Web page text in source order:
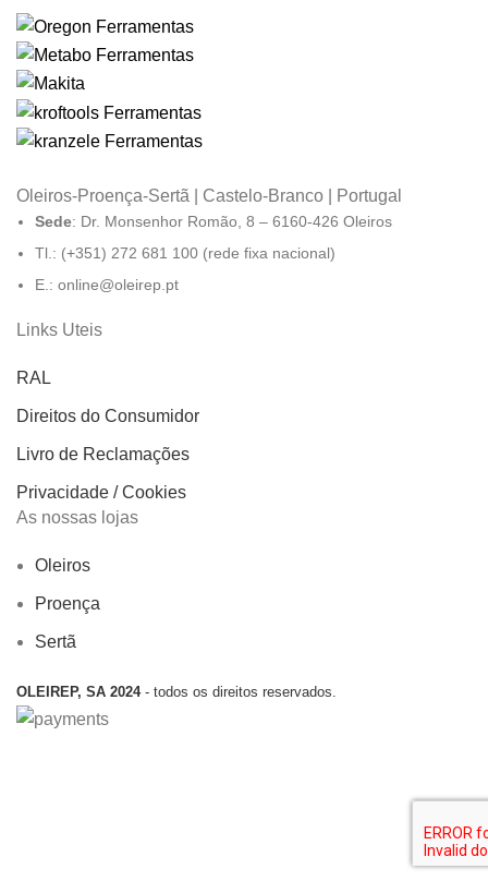
Oleiros-Proença-Sertã | Castelo-Branco | Portugal
Sede: Dr. Monsenhor Romão, 8 – 6160-426 Oleiros
Tl.: (+351) 272 681 100 (rede fixa nacional)
E.: online@oleirep.pt
Links Uteis
RAL
Direitos do Consumidor
Livro de Reclamações
Privacidade / Cookies
As nossas lojas
Oleiros
Proença
Sertã
OLEIREP, SA 2024 - todos os direitos reservados.